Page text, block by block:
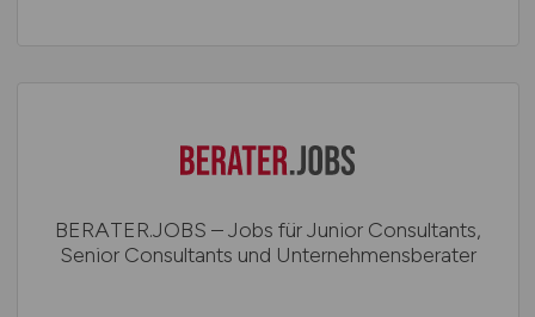
BERATER.JOBS – Jobs für Junior Consultants,
Senior Consultants und Unternehmensberater